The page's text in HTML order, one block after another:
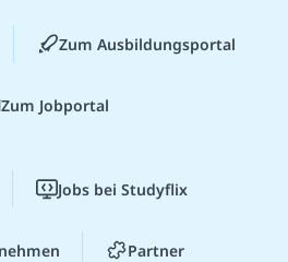
Zum Ausbildungsportal
Zum Jobportal
Jobs bei Studyflix
Partner